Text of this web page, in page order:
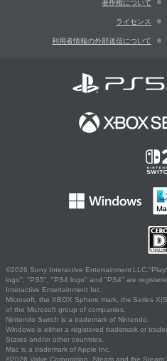
著作権について
ライセンス
利用者情報の外部送信について
©2026 Sony Interactive Entertainment
logo", "PS5", "PS4 logo" and "PS4" are
Interactive Entertainment Inc.
Microsoft, the XBOX Sphere mark, the Series
of the Microsoft group of companies.
Nintendo Switch is a trademark of Nintendo.
Windows is either a registered trademark or
States and/or other countries.
Mac is a trademark of Apple Inc.
©2026 Valve Corporation. Steam and the